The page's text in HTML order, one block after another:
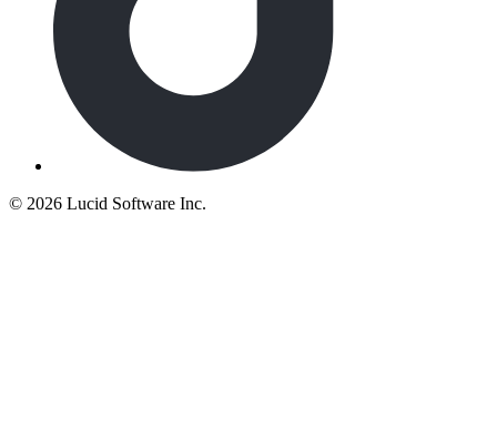
© 2026 Lucid Software Inc.